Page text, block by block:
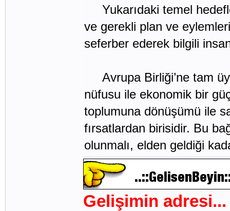
Yukarıdaki temel
ve gerekli plan ve
seferber ederek bilgili
Avrupa Birliği’ne tam
nüfusu ile ekonomik bir
toplumuna dönüşümü ile
fırsatlardan birisidir. Bu
olunmalı, elden geldiği
Gelişimin adresi...